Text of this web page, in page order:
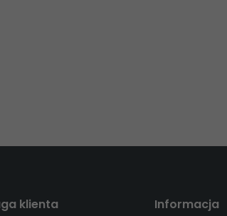
klienta Informacja